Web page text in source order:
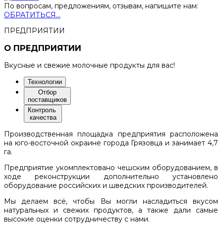
По вопросам, предложениям, отзывам, напишите нам:
ОБРАТИТЬСЯ...
ПРЕДПРИЯТИИ
О ПРЕДПРИЯТИИ
Вкусные и свежие молочные продукты для вас!
Технологии
Отбор
поставщиков
Контроль
качества
Производственная площадка предприятия расположена
на юго-восточной окраине города Грязовца и занимает 4,7
га.
Предприятие укомплектовано чешским оборудованием, в
ходе реконструкции дополнительно установлено
оборудование российских и шведских производителей.
Мы делаем всё, чтобы Вы могли насладиться вкусом
натуральных и свежих продуктов, а также дали самые
высокие оценки сотрудничеству с нами.